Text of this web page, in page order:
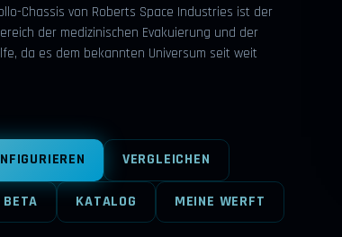
Chassis von Roberts Space Industries ist der
der medizinischen Evakuierung und der
da es dem bekannten Universum seit weit
VERGLEICHEN
KATALOG MEINE WERFT